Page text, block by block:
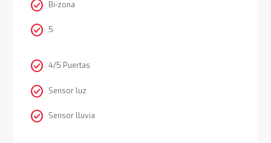
check_circle Bi-zona
check_circle 5
check_circle 4/5 Puertas
check_circle Sensor luz
check_circle Sensor lluvia